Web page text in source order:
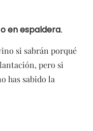
en espaldera.
si sabrán porqué
pero si
has sabido la